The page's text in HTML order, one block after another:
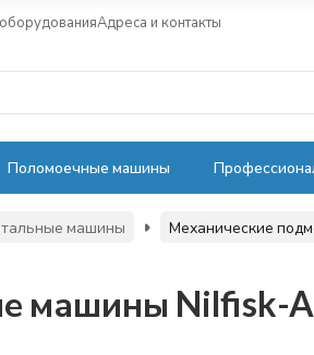
Адреса и контакты
Поломоечные машины
машины Механические
машины Nilfisk-